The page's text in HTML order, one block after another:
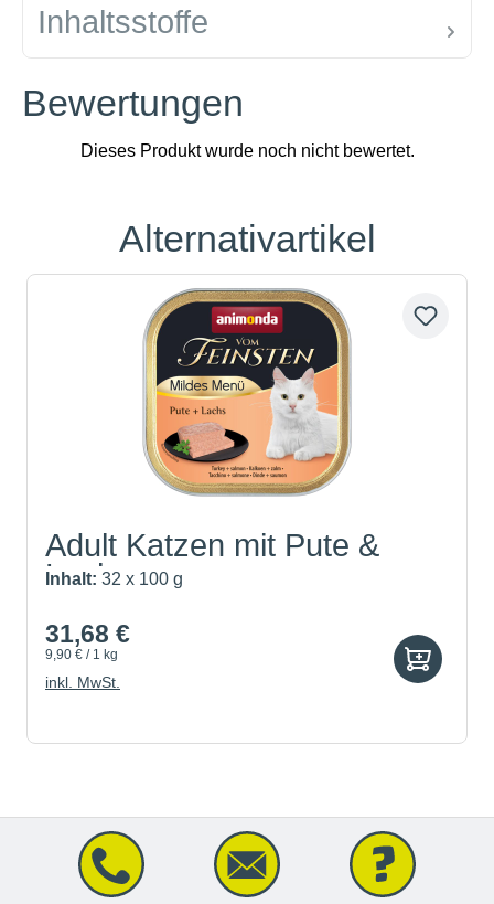
Inhaltsstoffe
Bewertungen
Produktgalerie überspringen
Alternativartikel
Adult Katzen mit Pute &
Lachs
Inhalt: 32 x 100 g
31,68 €
9,90 € / 1 kg
inkl. MwSt.